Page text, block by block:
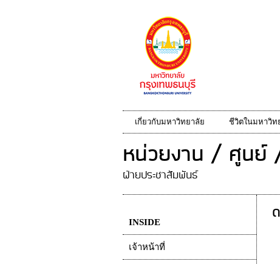
เกี่ยวกับมหาวิทยาลัย ชีวิตในมหาวิท
หน่วยงาน / ศูนย์
ฝ่ายประชาสัมพันธ์
INSIDE
เจ้าหน้าที่